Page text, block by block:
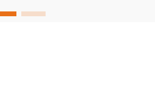
Úsáideann